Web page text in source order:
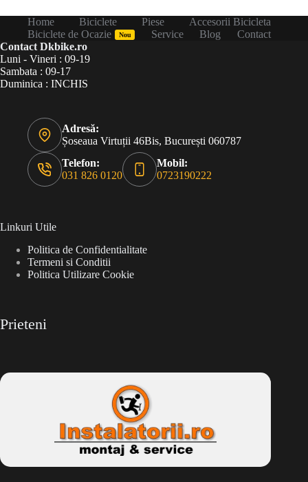
Home Biciclete Piese
Accesorii Bicicleta
Biciclete de Ocazie
Nou Service Blog
Contact
Contact Dkbike.ro
Luni - Vineri : 09-19
Sambata : 09-17
Duminica : INCHIS
Adresă:
Șoseaua Virtuții 46Bis, București 060787
Telefon:
031 826 0120
Mobil:
0723190222
Linkuri Utile
Politica de Confidentialitate
Termeni si Conditii
Politica Utilizare Cookie
Prieteni